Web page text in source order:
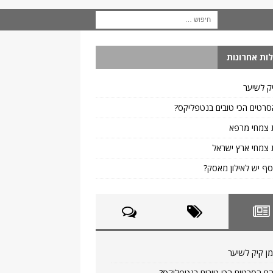
אחרונות
לשיער
הכי טובים בנטפליקס?
צמחי מרפא
צמחי ארץ ישראל
יש לאילון מאסק?
קיק לשיער